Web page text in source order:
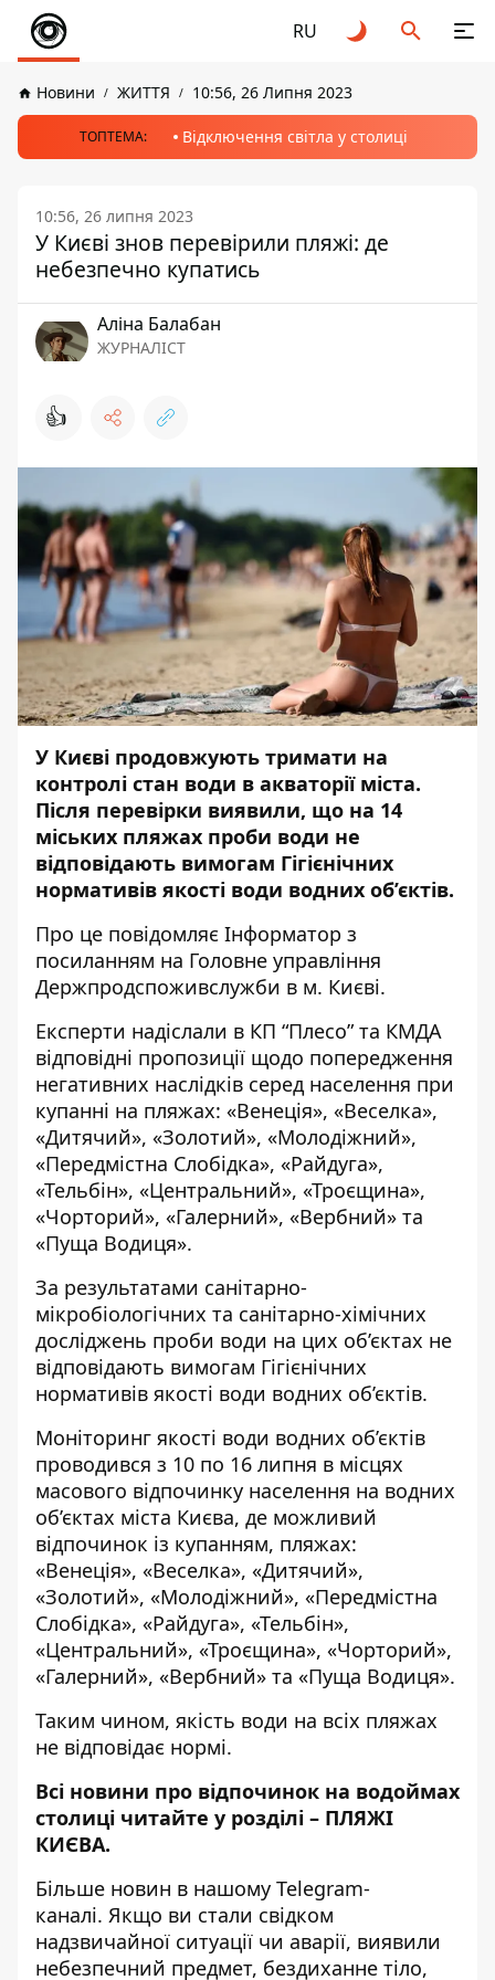
RU
Новини ЖИТТЯ 10:56, 26 Липня 2023
ТОПТЕМА: Відключення світла у столиці
10:56, 26 липня 2023
У Києві знов перевірили пляжі: де
небезпечно купатись
Аліна Балабан
ЖУРНАЛІСТ
👍
У Києві продовжують тримати на
контролі стан води в акваторії міста.
Після перевірки виявили, що на 14
міських пляжах проби води не
відповідають вимогам Гігієнічних
нормативів якості води водних об’єктів.
Про це повідомляє Інформатор з
посиланням на Головне управління
Держпродспоживслужби в м. Києві.
Експерти надіслали в КП “Плесо” та КМДА
відповідні пропозиції щодо попередження
негативних наслідків серед населення при
купанні на пляжах: «Венеція», «Веселка»,
«Дитячий», «Золотий», «Молодіжний»,
«Передмістна Слобідка», «Райдуга»,
«Тельбін», «Центральний», «Троєщина»,
«Чорторий», «Галерний», «Вербний» та
«Пуща Водиця».
За результатами санітарно-
мікробіологічних та санітарно-хімічних
досліджень проби води на цих об’єктах не
відповідають вимогам Гігієнічних
нормативів якості води водних об’єктів.
Моніторинг якості води водних об’єктів
проводився з 10 по 16 липня в місцях
масового відпочинку населення на водних
об’єктах міста Києва, де можливий
відпочинок із купанням, пляжах:
«Венеція», «Веселка», «Дитячий»,
«Золотий», «Молодіжний», «Передмістна
Слобідка», «Райдуга», «Тельбін»,
«Центральний», «Троєщина», «Чорторий»,
«Галерний», «Вербний» та «Пуща Водиця».
Таким чином, якість води на всіх пляжах
не відповідає нормі.
Всі новини про відпочинок на водоймах
столиці читайте у розділі – ПЛЯЖІ
КИЄВА.
Більше новин в нашому Telegram-
каналі. Якщо ви стали свідком
надзвичайної ситуації чи аварії, виявили
небезпечний предмет, бездиханне тіло,